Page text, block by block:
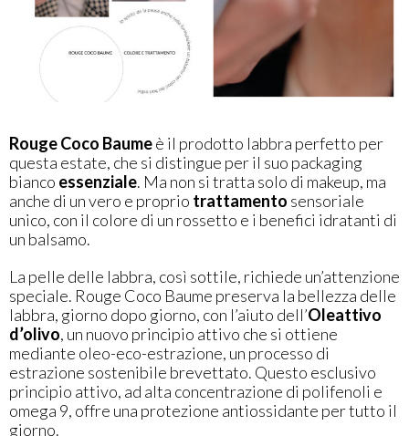
Rouge Coco Baumeè il prodotto labbra perfetto per
questa estate, che si distingue per il suo packaging
bianco essenziale. Ma non si tratta solo di makeup, ma
anche di un vero e proprio trattamento sensoriale
unico, con il colore di un rossetto e i benefici idratanti di
un balsamo.
La pelle delle labbra, così sottile, richiede un’attenzione
speciale. Rouge Coco Baume preserva la bellezza delle
labbra, giorno dopo giorno, con l’aiuto dell’Oleattivo
d’olivo, un nuovo principio attivo che si ottiene
mediante oleo-eco-estrazione, un processo di
estrazione sostenibile brevettato. Questo esclusivo
principio attivo, ad alta concentrazione di polifenoli e
omega 9, offre una protezione antiossidante per tutto il
giorno.